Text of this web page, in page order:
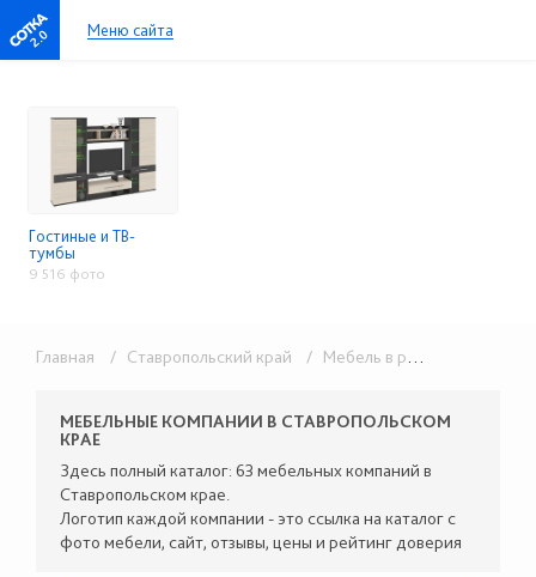
2.0 Меню сайта
Гостиные и ТВ-
тумбы
9 516 фото
Главная / Ставропольский край / Мебель в розницу
МЕБЕЛЬНЫЕ КОМПАНИИ В СТАВРОПОЛЬСКОМ
КРАЕ
Здесь полный каталог: 63 мебельных компаний в
Ставропольском крае.
Логотип каждой компании - это ссылка на каталог с
фото мебели, сайт, отзывы, цены и рейтинг доверия